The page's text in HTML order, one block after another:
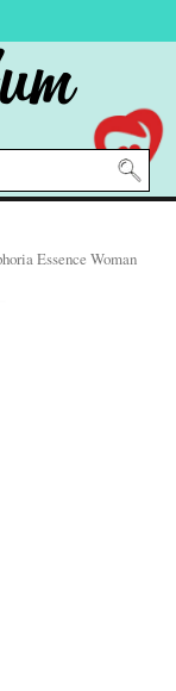
Essence Woman